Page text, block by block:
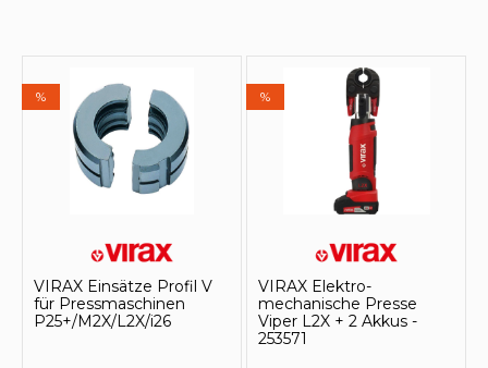
%
VIRAX Einsätze Profil V
für Pressmaschinen
P25+/M2X/L2X/i26
%
VIRAX Elektro-
mechanische Presse
Viper L2X + 2 Akkus -
253571